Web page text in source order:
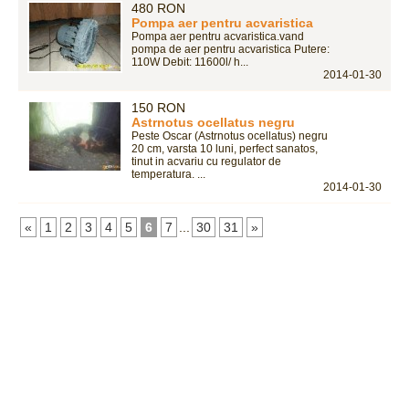
480 RON
Pompa aer pentru acvaristica
Pompa aer pentru acvaristica.vand
pompa de aer pentru acvaristica Putere:
110W Debit: 11600l/ h...
2014-01-30
150 RON
Astrnotus ocellatus negru
Peste Oscar (Astrnotus ocellatus) negru
20 cm, varsta 10 luni, perfect sanatos,
tinut in acvariu cu regulator de
temperatura. ...
2014-01-30
« 1 2 3 4 5 6 7 ... 30 31 »